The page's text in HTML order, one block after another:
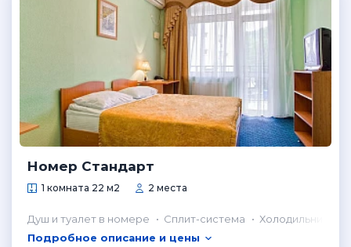
Номер Стандарт
1 комната 22 м2 2 места
Душ и туалет в номере Сплит-система
Холодильник в
Подробное описание и цены